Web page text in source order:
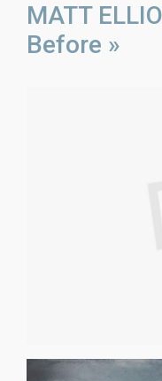
MATT
Before »